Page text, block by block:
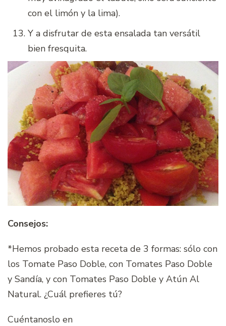
con el limón y la lima).
Y a disfrutar de esta ensalada tan versátil
bien fresquita.
Consejos:
*Hemos probado esta receta de 3 formas: sólo con
los Tomate Paso Doble, con Tomates Paso Doble
y Sandía, y con Tomates Paso Doble y Atún Al
Natural. ¿Cuál prefieres tú?
Cuéntanoslo en